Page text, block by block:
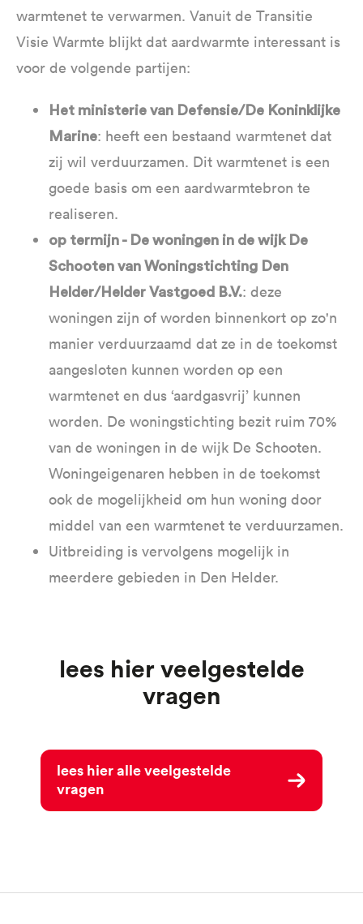
warmtenet te verwarmen. Vanuit de Transitie
Visie Warmte blijkt dat aardwarmte interessant is
voor de volgende partijen:
Het ministerie van Defensie/De Koninklijke
Marine: heeft een bestaand warmtenet dat
zij wil verduurzamen. Dit warmtenet is een
goede basis om een aardwarmtebron te
realiseren.
op termijn - De woningen in de wijk De
Schooten van Woningstichting Den
Helder/Helder Vastgoed B.V.: deze
woningen zijn of worden binnenkort op zo'n
manier verduurzaamd dat ze in de toekomst
aangesloten kunnen worden op een
warmtenet en dus ‘aardgasvrij’ kunnen
worden. De woningstichting bezit ruim 70%
van de woningen in de wijk De Schooten.
Woningeigenaren hebben in de toekomst
ook de mogelijkheid om hun woning door
middel van een warmtenet te verduurzamen.
Uitbreiding is vervolgens mogelijk in
meerdere gebieden in Den Helder.
Lees hier veelgestelde
vragen
Lees hier alle veelgestelde
vragen